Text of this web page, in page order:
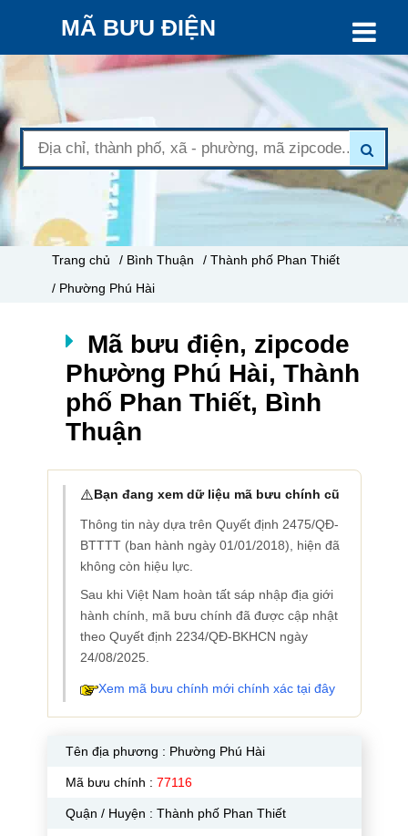
MÃ BƯU ĐIỆN
Trang chủ / Bình Thuận
/ Thành phố Phan Thiết
/ Phường Phú Hài
Mã bưu điện, zipcode
Phường Phú Hài, Thành
phố Phan Thiết, Bình
Thuận
⚠️Bạn đang xem dữ liệu mã bưu chính cũ
Thông tin này dựa trên Quyết định 2475/QĐ-
BTTTT (ban hành ngày 01/01/2018), hiện đã
không còn hiệu lực.
Sau khi Việt Nam hoàn tất sáp nhập địa giới
hành chính, mã bưu chính đã được cập nhật
theo Quyết định 2234/QĐ-BKHCN ngày
24/08/2025.
Xem mã bưu chính mới chính xác tại đây
Tên địa phương : Phường Phú Hài
Mã bưu chính : 77116
Quận / Huyện : Thành phố Phan Thiết